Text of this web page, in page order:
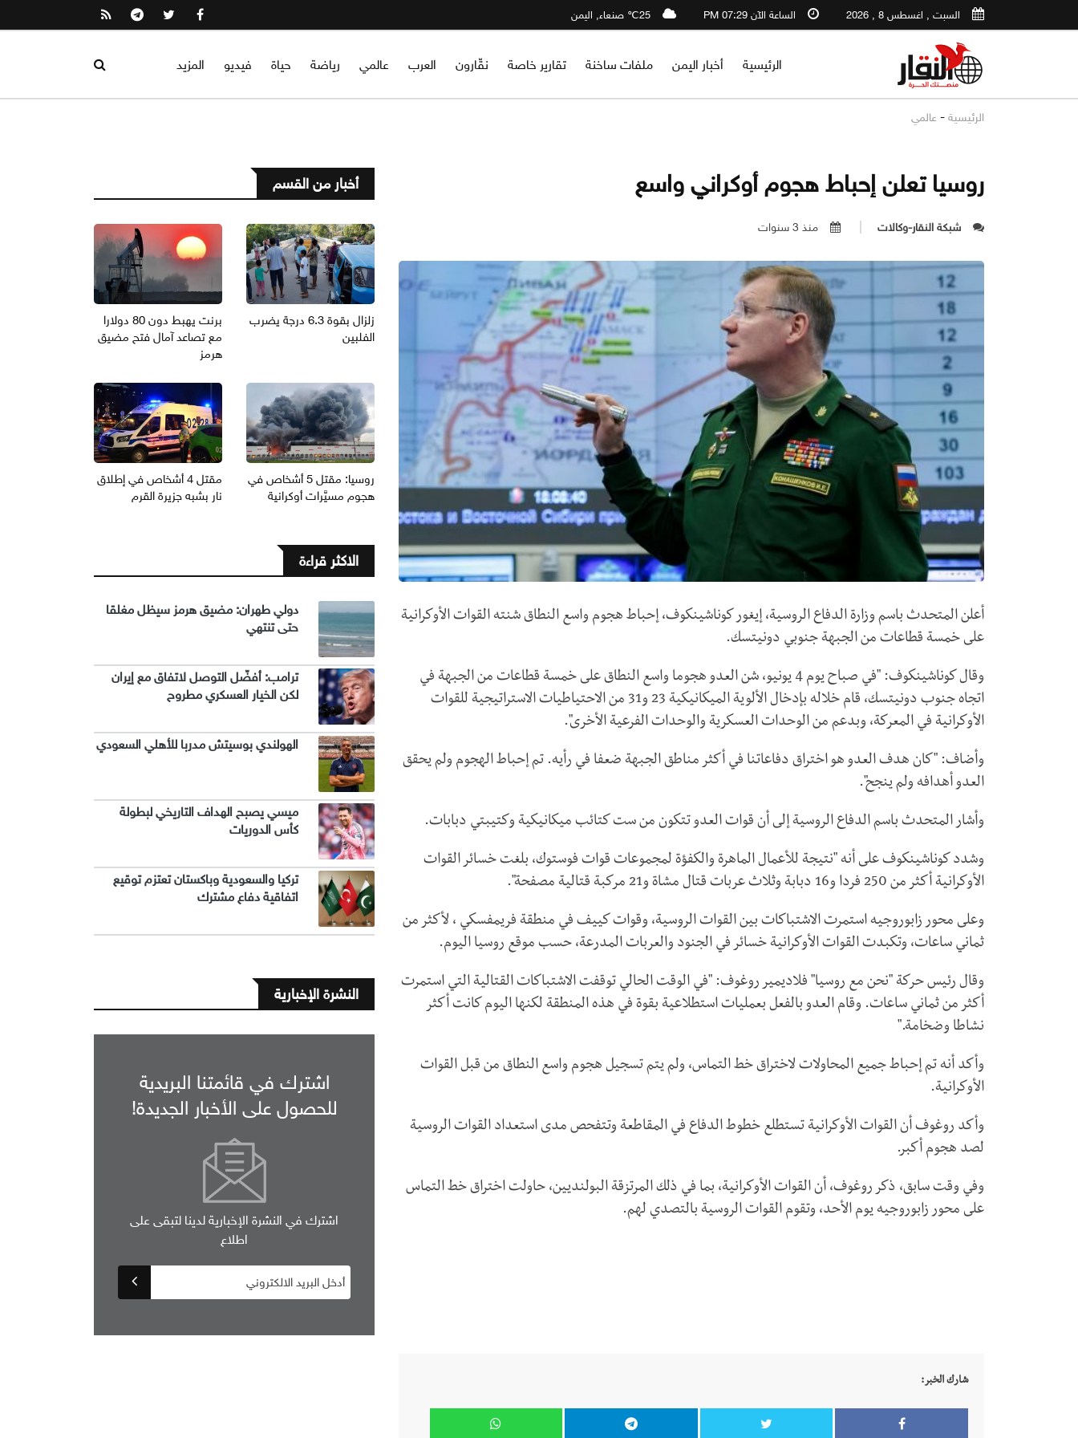
السبت , اغسطس 8 , 2026 الساعة الآن 07:29 PM 25℃ صنعاء, اليمن
الرئيسية أخبار اليمن ملفات ساخنة تقارير خاصة نقّارون العرب عالمي رياضة حياة فيديو المزيد
الرئيسية - عالمي
روسيا تعلن إحباط هجوم أوكراني واسع
شبكة النقار-وكالات منذ 3 سنوات
أعلن المتحدث باسم وزارة الدفاع الروسية، إيغور كوناشينكوف، إحباط هجوم واسع النطاق شنته القوات الأوكرانية
على خمسة قطاعات من الجبهة جنوبي دونيتسك.
وقال كوناشينكوف: "في صباح يوم 4 يونيو، شن العدو هجوما واسع النطاق على خمسة قطاعات من الجبهة في
اتجاه جنوب دونيتسك، قام خلاله بإدخال الألوية الميكانيكية 23 و31 من الاحتياطيات الاستراتيجية للقوات
الأوكرانية في المعركة، وبدعم من الوحدات العسكرية والوحدات الفرعية الأخرى".
وأضاف: "كان هدف العدو هو اختراق دفاعاتنا في أكثر مناطق الجبهة ضعفا في رأيه. تم إحباط الهجوم ولم يحقق
العدو أهدافه ولم ينجح".
وأشار المتحدث باسم الدفاع الروسية إلى أن قوات العدو تتكون من ست كتائب ميكانيكية وكتيبتي دبابات.
وشدد كوناشينكوف على أنه "نتيجة للأعمال الماهرة والكفؤة لمجموعات قوات فوستوك، بلغت خسائر القوات
الأوكرانية أكثر من 250 فردا و16 دبابة وثلاث عربات قتال مشاة و21 مركبة قتالية مصفحة".
وعلى محور زابوروجيه استمرت الاشتباكات بين القوات الروسية، وقوات كييف في منطقة فريمفسكي ، لأكثر من
ثماني ساعات، وتكبدت القوات الأوكرانية خسائر في الجنود والعربات المدرعة، حسب موقع روسيا اليوم.
وقال رئيس حركة "نحن مع روسيا" فلاديمير روغوف: "في الوقت الحالي توقفت الاشتباكات القتالية التي استمرت
أكثر من ثماني ساعات. وقام العدو بالفعل بعمليات استطلاعية بقوة في هذه المنطقة لكنها اليوم كانت أكثر
نشاطا وضخامة."
وأكد أنه تم إحباط جميع المحاولات لاختراق خط التماس، ولم يتم تسجيل هجوم واسع النطاق من قبل القوات
الأوكرانية.
وأكد روغوف أن القوات الأوكرانية تستطلع خطوط الدفاع في المقاطعة وتتفحص مدى استعداد القوات الروسية
لصد هجوم أكبر.
وفي وقت سابق، ذكر روغوف، أن القوات الأوكرانية، بما في ذلك المرتزقة البولنديين، حاولت اختراق خط التماس
على محور زابوروجيه يوم الأحد، وتقوم القوات الروسية بالتصدي لهم.
شارك الخبر:
أخبار من القسم
زلزال بقوة 6.3 درجة يضرب
الفلبين
برنت يهبط دون 80 دولارا
مع تصاعد آمال فتح مضيق
هرمز
روسيا: مقتل 5 أشخاص في
هجوم مسيَّرات أوكرانية
مقتل 4 أشخاص في إطلاق
نار بشبه جزيرة القرم
الاكثر قراءة
دولي طهران: مضيق هرمز سيظل مغلقا
حتى تنتهي
ترامب: أفضّل التوصل لاتفاق مع إيران
لكن الخيار العسكري مطروح
الهولندي بوسيتش مدربا للأهلي السعودي
ميسي يصبح الهداف التاريخي لبطولة
كأس الدوريات
تركيا والسعودية وباكستان تعتزم توقيع
اتفاقية دفاع مشترك
النشرة الإخبارية
اشترك في قائمتنا البريدية
للحصول على الأخبار الجديدة!
اشترك في النشرة الإخبارية لدينا لتبقى على
اطلاع